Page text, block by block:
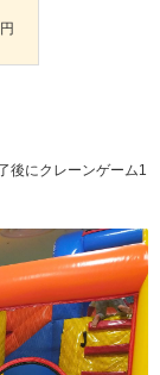
後にクレーンゲーム1